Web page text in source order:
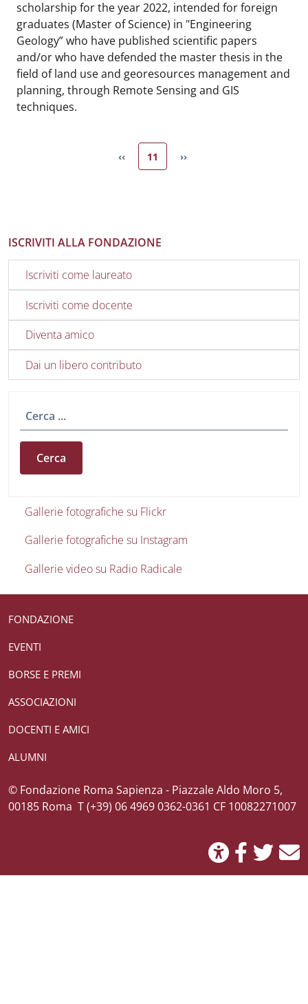
scholarship for the year 2022, intended for foreign
graduates (Master of Science) in "Engineering
Geology” who have published scientific papers
and/or who have defended the master thesis in the
field of land use and georesources management and
planning, through Remote Sensing and GIS
techniques.
Pagina precedente
‹‹ Pagina attuale
11 Pagina successiva
››
ISCRIVITI ALLA FONDAZIONE
Iscriviti come laureato
Iscriviti come docente
Diventa amico
Dai un libero contributo
Cerca
Gallerie foto e video
Gallerie fotografiche su Flickr
Gallerie fotografiche su Instagram
Gallerie video su Radio Radicale
FONDAZIONE
EVENTI
BORSE E PREMI
ASSOCIAZIONI
DOCENTI E AMICI
ALUMNI
Credits
© Fondazione Roma Sapienza - Piazzale Aldo Moro 5,
00185 Roma T (+39) 06 4969 0362-0361 CF 10082271007